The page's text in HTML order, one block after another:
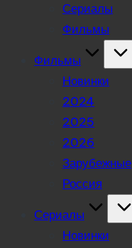
Сериалы
Фильмы
Фильмы
Новинки
2024
2025
2026
Зарубежные
Россия
Сериалы
Новинки